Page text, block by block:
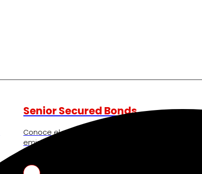
Senior Secured Bonds
Conoce el marco financiero que respalda nuestras
emisiones y la información clave para bonistas